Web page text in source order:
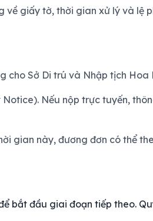
về giấy tờ, thời gian xử lý và lệ
cho Sở Di trú và Nhập tịch Hoa
Nếu nộp trực tuyến,
gian này, đương đơn có thể
bắt đầu giai đoạn tiếp theo.